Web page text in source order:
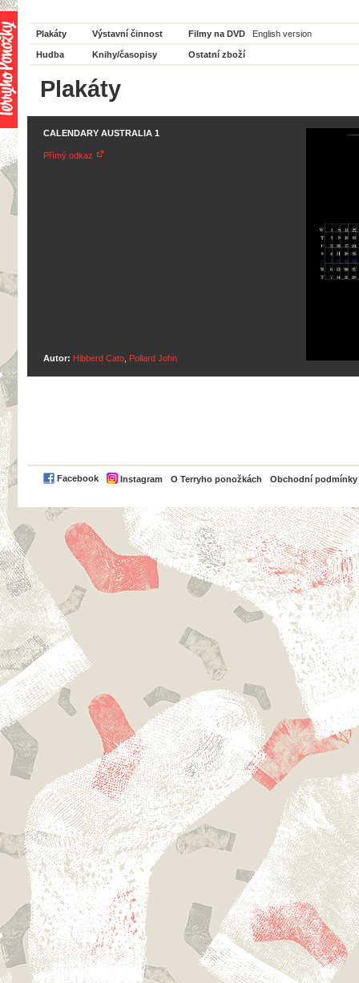
Plakáty Výstavní činnost Filmy na DVD English version
Hudba Knihy/časopisy Ostatní zboží
Plakáty
CALENDARY AUSTRALIA 1
Přímý odkaz
Autor: Hibberd Cato Pollard John
Facebook Instagram O Terryho ponožkách Obchodní podmínky
PayPal